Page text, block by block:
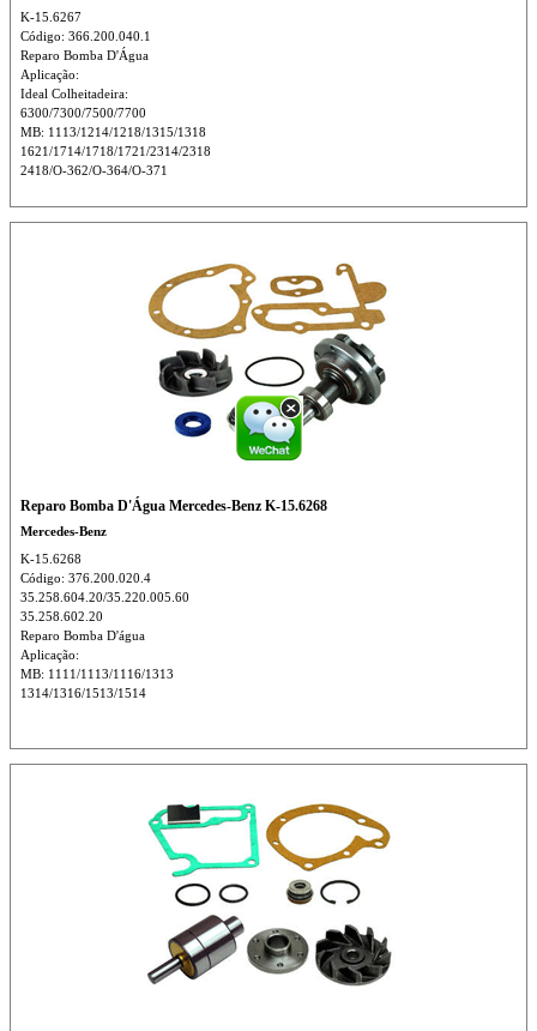
K-15.6267
Código: 366.200.040.1
Reparo Bomba D'Água
Aplicação:
Ideal Colheitadeira:
6300/7300/7500/7700
MB: 1113/1214/1218/1315/1318
1621/1714/1718/1721/2314/2318
2418/O-362/O-364/O-371
Reparo Bomba D'Água Mercedes-Benz K-15.6268
Mercedes-Benz
K-15.6268
Código: 376.200.020.4
35.258.604.20/35.220.005.60
35.258.602.20
Reparo Bomba D'água
Aplicação:
MB: 1111/1113/1116/1313
1314/1316/1513/1514